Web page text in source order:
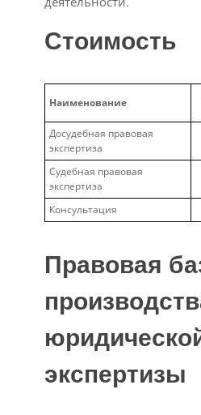
Стоимость
Наименование
Досудебная правовая
экспертиза
Судебная правовая
экспертиза
Консультация
Правовая
экспертизы